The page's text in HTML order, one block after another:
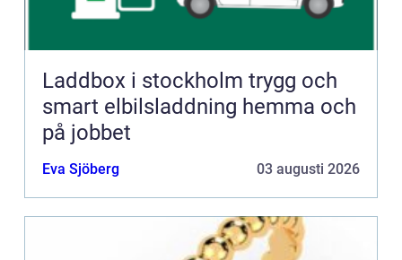
Laddbox i stockholm trygg och
smart elbilsladdning hemma och
på jobbet
Eva Sjöberg 03 augusti 2026